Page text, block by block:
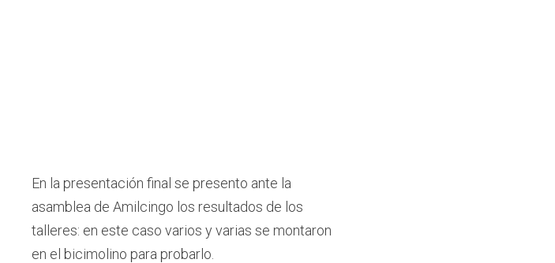
En la presentación final se presento ante la
asamblea de Amilcingo los resultados de los
talleres: en este caso varios y varias se montaron
en el bicimolino para probarlo.